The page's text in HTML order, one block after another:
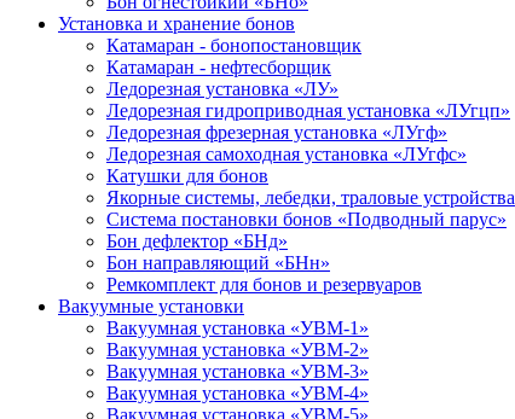
Установка и хранение бонов
Катамаран - бонопостановщик
Катамаран - нефтесборщик
Ледорезная установка «ЛУ»
Ледорезная гидроприводная установка «ЛУгцп»
Ледорезная фрезерная установка «ЛУгф»
Ледорезная самоходная установка «ЛУгфс»
Катушки для бонов
Якорные системы, лебедки, траловые устройства
Система постановки бонов «Подводный парус»
Бон дефлектор «БНд»
Бон направляющий «БНн»
Ремкомплект для бонов и резервуаров
Вакуумные установки
Вакуумная установка «УВМ-1»
Вакуумная установка «УВМ-2»
Вакуумная установка «УВМ-3»
Вакуумная установка «УВМ-4»
Вакуумная установка «УВМ-5»